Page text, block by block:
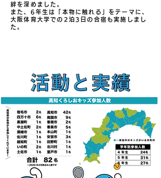
絆を深めました。
また、6年生は「本物に触れる」をテーマに、
大阪体育大学での2泊3日の合宿も実施しまし
た。